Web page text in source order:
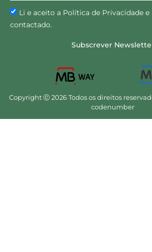
Li e aceito a Política de Privacidade e
contactado.
Subscrever
Copyright Ⓒ 2026 Todos os direitos
codenumber